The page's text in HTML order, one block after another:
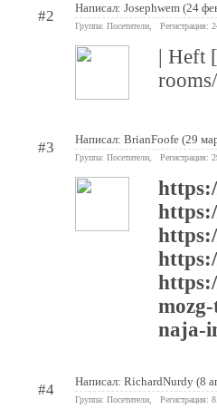
#2 Написал: Josephwem (24
Группа: Посетители, Регистрация:
| Heft
#3 Написал: BrianFoofe (29
Группа: Посетители, Регистрация:
naja-
#4 Написал: RichardNurdy (8
Группа: Посетители, Регистрация: